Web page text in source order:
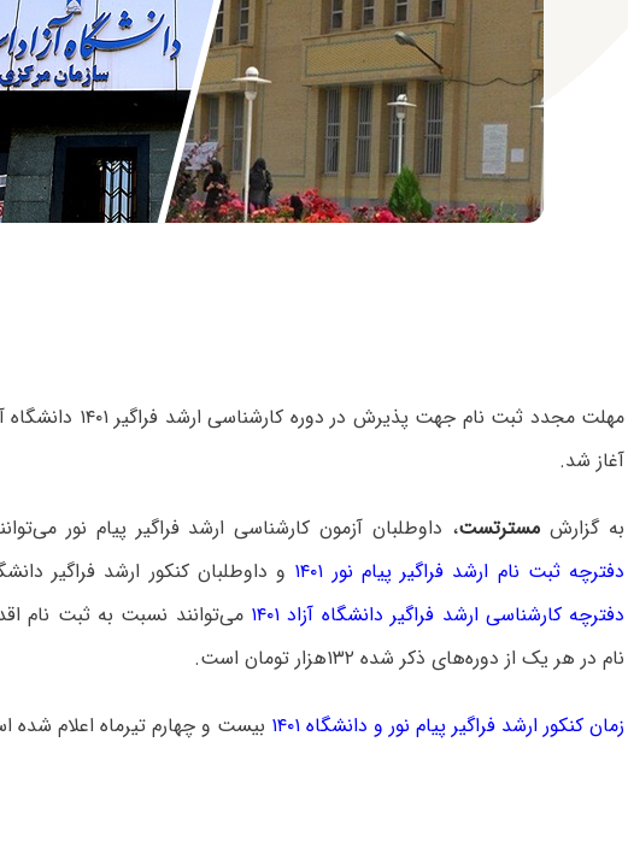
مهلت مجدد ثبت نام جهت
آغاز شد.
به گزارش مسترتست، داوطلبان آزمون کارشناسی ارشد فراگیر پیام نور
دفترچه ثبت نام ارشد فراگیر پیام نور ۱۴۰۱
و داوطلبان کنکور ارشد فراگیر دانشگاه آزاد
دفترچه کارشناسی ارشد فراگیر دانشگاه‌ آزاد ۱۴۰۱
می‌توانند نسبت به ثبت نام
نام در هر یک از دوره‌های ذکر شده ۱۳۲هزار تومان است.
زمان کنکور ارشد فراگیر پیام نور و دانشگاه ۱۴۰۱ بیست و چهارم تیرماه اعلام شده